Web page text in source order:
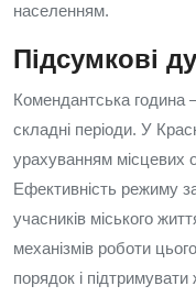
населенням.
Підсумкові
Комендантська година
складні періоди. У
урахуванням місцевих
Ефективність режиму
учасників міського
механізмів роботи
порядок і